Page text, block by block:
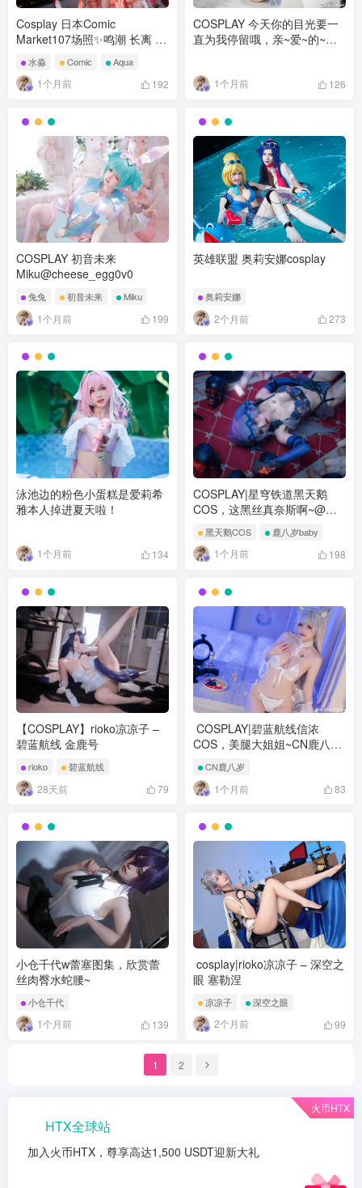
Cosplay 日本Comic
Market107场照✨鸣潮 长离 @
水淼 Comic Aqua
1个月前 192
COSPLAY 今天你的目光要一
直为我停留哦，亲~爱~的~！
1个月前 126
COSPLAY 初音未来
Miku@cheese_egg0v0
兔兔 初音未来 Miku
1个月前 199
英雄联盟 奥莉安娜cosplay
奥莉安娜
2个月前 273
泳池边的粉色小蛋糕是爱莉希
雅本人掉进夏天啦！
1个月前 134
COSPLAY|星穹铁道黑天鹅
COS，这黑丝真奈斯啊~@鹿
黑天鹅COS 鹿八岁baby
1个月前 198
【COSPLAY】rioko凉凉子 –
碧蓝航线 金鹿号
rioko 碧蓝航线
28天前 79
COSPLAY|碧蓝航线信浓
COS，美腿大姐姐~CN鹿八岁
CN鹿八岁
1个月前 83
小仓千代w蕾塞图集，欣赏蕾
丝肉臀水蛇腰~
小仓千代
1个月前 139
cosplay|rioko凉凉子 – 深空之
眼 塞勒涅
凉凉子 深空之眼
2个月前 99
1 2
火币HTX
HTX全球站
加入火币HTX，尊享高达1,500 USDT迎新大礼